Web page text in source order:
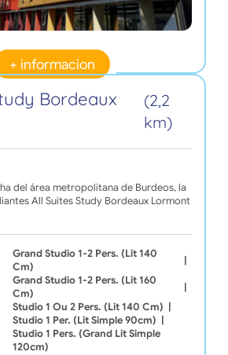
+ informacion
Bordeaux
(2,2
km)
del área metropolitana de Burdeos, la
All Suites Study Bordeaux Lormont
Grand Studio 1-2 Pers. (lit 140
Cm)
Grand Studio 1-2 Pers. (lit 160
Cm)
Studio 1 Ou 2 Pers. (lit 140 Cm)
Studio 1 Per. (lit Simple 90cm)
Studio 1 Pers. (grand Lit Simple
120cm)